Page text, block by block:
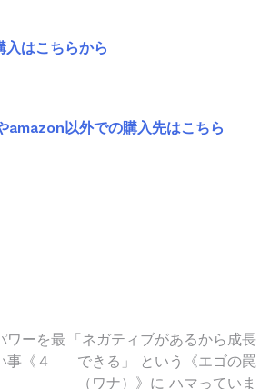
はこちらから
amazon以外での購入先はこちら
ワーを最
事《４
「ネガティブがあるから成長
できる」 という《エゴの罠
（ワナ）》に ハマっていま